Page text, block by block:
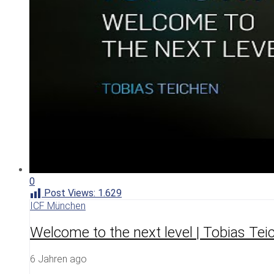
0
Post Views: 1.629
ICF München
Welcome to the next level | Tobias
6 Jahren ago